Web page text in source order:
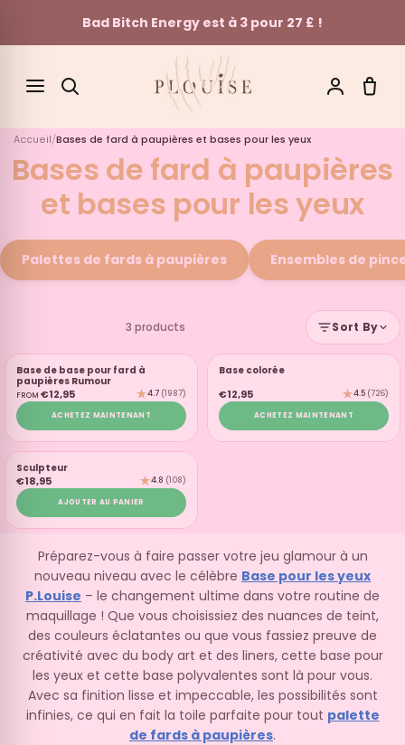
Bad Bitch Energy est à 3 pour 27 £ !
SEARCH
Accueil/Bases de fard à paupières et bases pour les yeux
Bases de fard à paupières
et bases pour les yeux
Palettes de fards à paupières Ensembles de
3 products Sort By
BASE DES YEUX
Base de base pour fard à
paupières Rumour
FROM €12,95 4.7 (1987)
ACHETEZ MAINTENANT
BASE DES YEUX
Base colorée
€12,95 4.5 (726)
ACHETEZ MAINTENANT
DÉMAQUILLANT
Sculpteur
€18,95 4.8 (108)
AJOUTER AU PANIER
Préparez-vous à faire passer votre jeu glamour à un
nouveau niveau avec le célèbre Base pour les yeux
P.Louise – le changement ultime dans votre routine de
maquillage ! Que vous choisissiez des nuances de teint,
des couleurs éclatantes ou que vous fassiez preuve de
créativité avec du body art et des liners, cette base pour
les yeux et cette base polyvalentes sont là pour vous.
Avec sa finition lisse et impeccable, les possibilités sont
infinies, ce qui en fait la toile parfaite pour tout palette
de fards à paupières.